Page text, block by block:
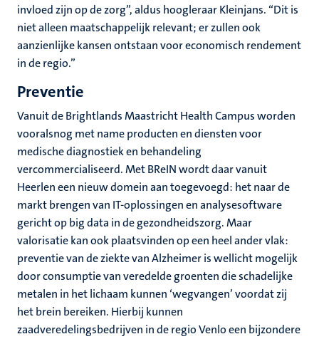
invloed zijn op de zorg”, aldus hoogleraar Kleinjans. “Dit is
niet alleen maatschappelijk relevant; er zullen ook
aanzienlijke kansen ontstaan voor economisch rendement
in de regio.”
Preventie
Vanuit de Brightlands Maastricht Health Campus worden
vooralsnog met name producten en diensten voor
medische diagnostiek en behandeling
vercommercialiseerd. Met BReIN wordt daar vanuit
Heerlen een nieuw domein aan toegevoegd: het naar de
markt brengen van IT-oplossingen en analysesoftware
gericht op big data in de gezondheidszorg. Maar
valorisatie kan ook plaatsvinden op een heel ander vlak:
preventie van de ziekte van Alzheimer is wellicht mogelijk
door consumptie van veredelde groenten die schadelijke
metalen in het lichaam kunnen ‘wegvangen’ voordat zij
het brein bereiken. Hierbij kunnen
zaadveredelingsbedrijven in de regio Venlo een bijzondere